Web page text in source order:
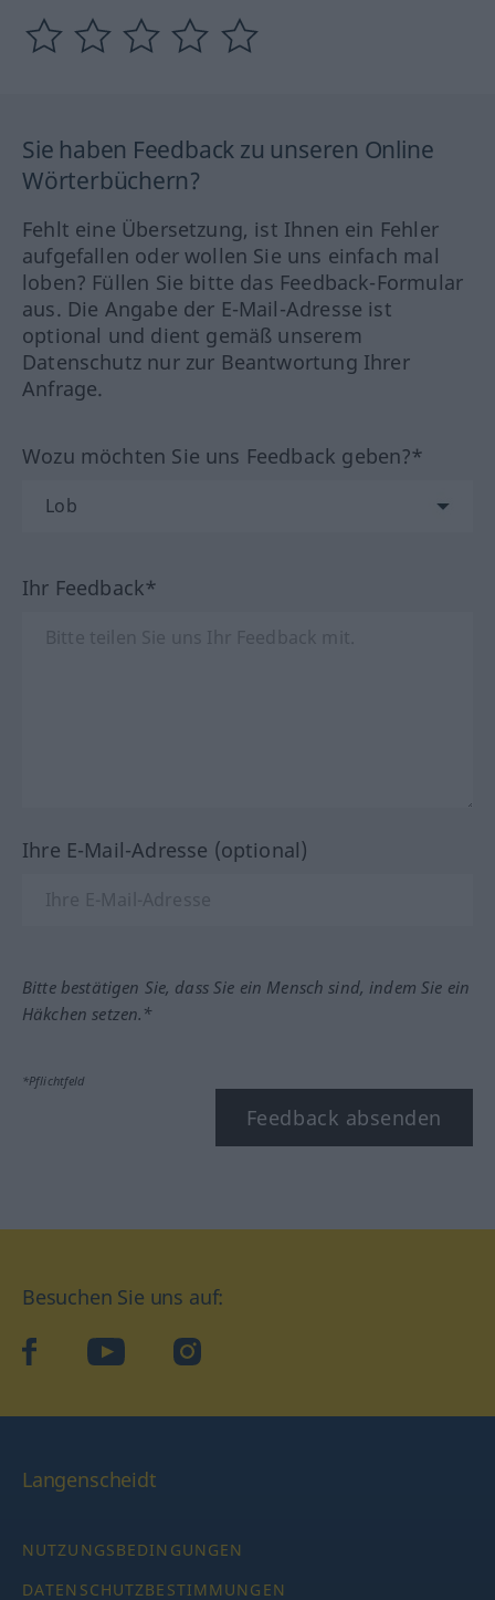
Sie haben Feedback zu unseren Online
Wörterbüchern?
Fehlt eine Übersetzung, ist Ihnen ein Fehler
aufgefallen oder wollen Sie uns einfach mal
loben? Füllen Sie bitte das Feedback-Formular
aus. Die Angabe der E-Mail-Adresse ist
optional und dient gemäß unserem
Datenschutz nur zur Beantwortung Ihrer
Anfrage.
Wozu möchten Sie uns Feedback geben?*
Ihr Feedback*
Ihre E-Mail-Adresse (optional)
Bitte bestätigen Sie, dass Sie ein Mensch sind, indem Sie ein
Häkchen setzen.*
*Pflichtfeld
Feedback absenden
Besuchen Sie uns auf:
facebookYouTube Instagram
Langenscheidt
NUTZUNGSBEDINGUNGEN
DATENSCHUTZBESTIMMUNGEN